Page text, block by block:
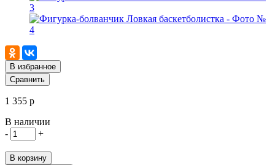
В избранное
Сравнить
1 355 р
В наличии
-
+
В корзину